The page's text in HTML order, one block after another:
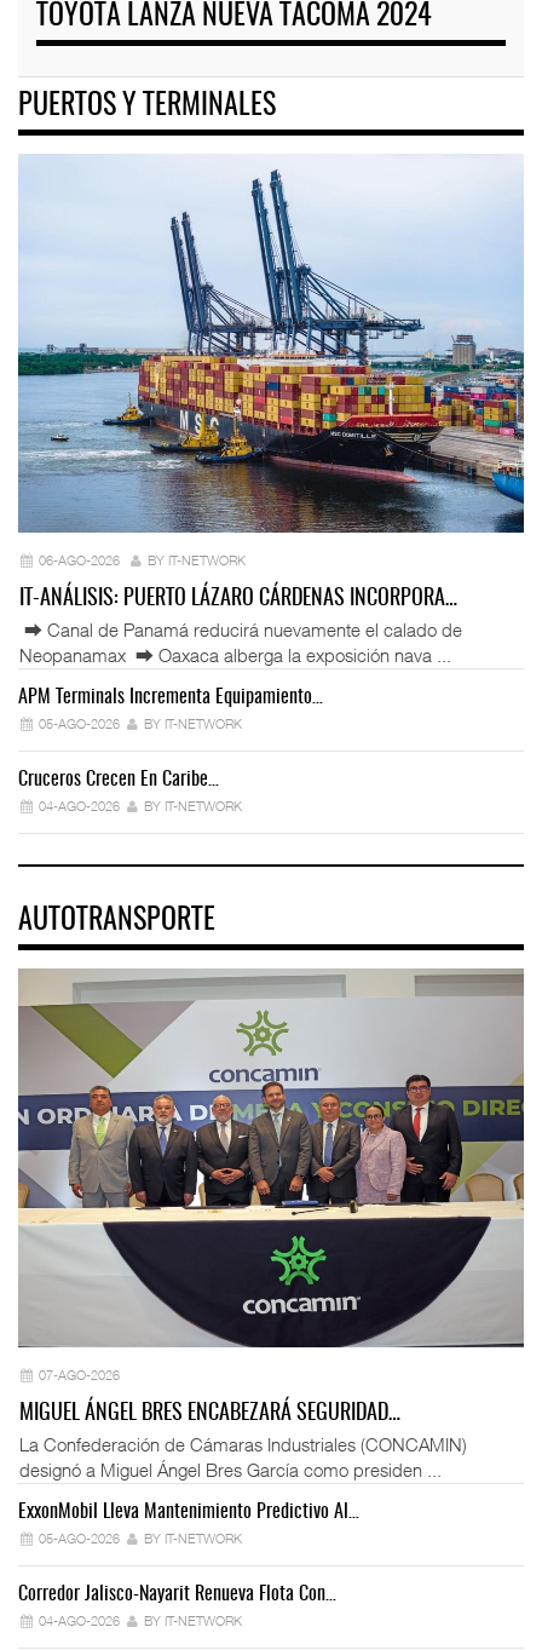
TOYOTA LANZA NUEVA TACOMA 2024
PUERTOS Y TERMINALES
06-AGO-2026 BY IT-NETWORK
IT-ANÁLISIS: PUERTO LÁZARO CÁRDENAS INCORPORA…
⮕ Canal de Panamá reducirá nuevamente el calado de
Neopanamax ⮕ Oaxaca alberga la exposición nava ...
APM Terminals Incrementa Equipamiento…
05-AGO-2026 BY IT-NETWORK
Cruceros Crecen En Caribe…
04-AGO-2026 BY IT-NETWORK
AUTOTRANSPORTE
07-AGO-2026
MIGUEL ÁNGEL BRES ENCABEZARÁ SEGURIDAD…
La Confederación de Cámaras Industriales (CONCAMIN)
designó a Miguel Ángel Bres García como presiden ...
ExxonMobil Lleva Mantenimiento Predictivo Al…
05-AGO-2026 BY IT-NETWORK
Corredor Jalisco-Nayarit Renueva Flota Con…
04-AGO-2026 BY IT-NETWORK